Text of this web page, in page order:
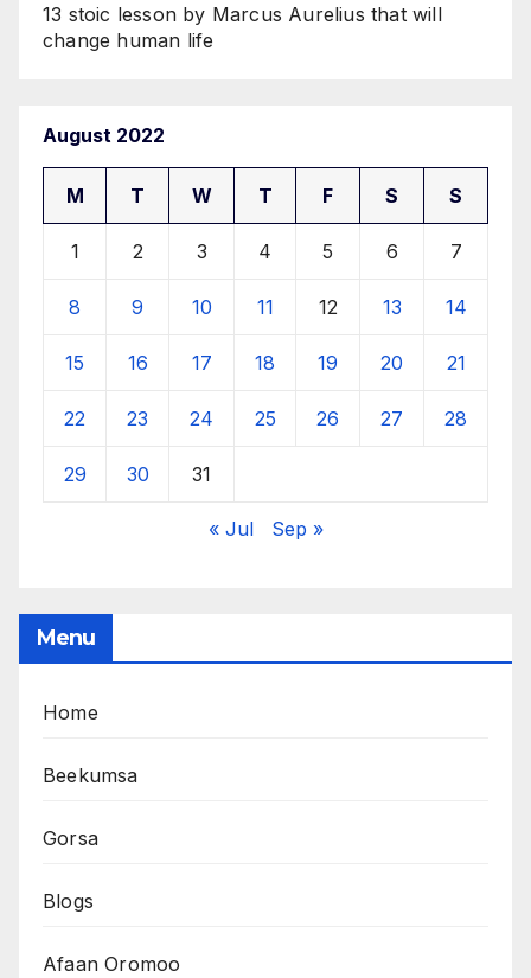
13 stoic lesson by Marcus Aurelius that will
change human life
August 2022
M T W T F S S
1 2 3 4 5 6 7
8 9 10 11 12 13 14
15 16 17 18 19 20 21
22 23 24 25 26 27 28
29 30 31
« Jul Sep »
Menu
Home
Beekumsa
Gorsa
Blogs
Afaan Oromoo